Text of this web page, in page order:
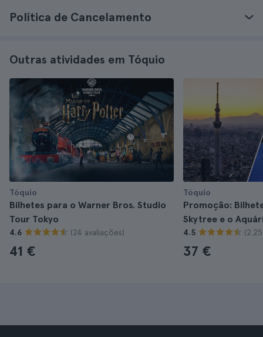
Política de Cancelamento
Outras atividades em Tóquio
Tóquio
Bilhetes para o Warner Bros. Studio
Tour Tokyo
4.6 (24 avaliações)
41 €
Tóquio
Promoção:
Skytree e o
4.5
37 €